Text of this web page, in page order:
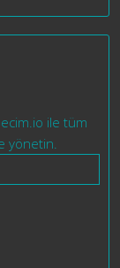
ile tüm
yönetin.